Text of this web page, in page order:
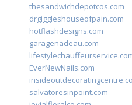
thesandwichdepotcos.com
drgiggleshouseofpain.com
hotflashdesigns.com
garagenadeau.com
EverNewNails.com
salvatoresinpoint.com